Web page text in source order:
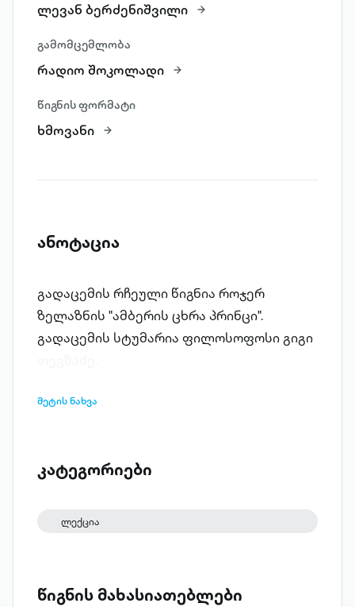
ლევან ბერძენიშვილი
გამომცემლობა
რადიო შოკოლადი
წიგნის ფორმატი
ხმოვანი
ანოტაცია
გადაცემის რჩეული წიგნია როჯერ
ზელაზნის "ამბერის ცხრა პრინცი".
გადაცემის სტუმარია ფილოსოფოსი გიგი
მეტის ნახვა
კატეგორიები
ლექცია
წიგნის მახასიათებლები